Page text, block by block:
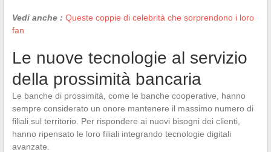
Vedi anche : Queste coppie di celebrità che sorprendono i loro
fan
Le nuove tecnologie al servizio
della prossimità bancaria
Le banche di prossimità, come le banche cooperative, hanno
sempre considerato un onore mantenere il massimo numero di
filiali sul territorio. Per rispondere ai nuovi bisogni dei clienti,
hanno ripensato le loro filiali integrando tecnologie digitali
avanzate.